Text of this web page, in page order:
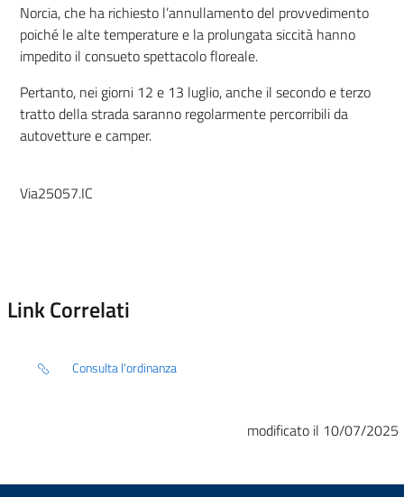
Norcia, che ha richiesto l’annullamento del provvedimento
poiché le alte temperature e la prolungata siccità hanno
impedito il consueto spettacolo floreale.
Pertanto, nei giorni 12 e 13 luglio, anche il secondo e terzo
tratto della strada saranno regolarmente percorribili da
autovetture e camper.
Via25057.IC
Link Correlati
Consulta l'ordinanza
modificato il 10/07/2025